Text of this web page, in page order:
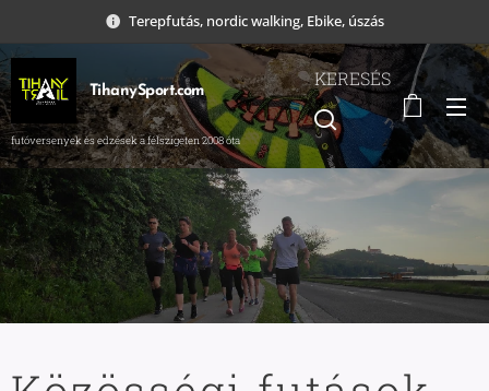
Terepfutás, nordic walking, Ebike, úszás
TihanySport.com
futóversenyek és edzések a félszigeten 2008 óta
KERESÉS